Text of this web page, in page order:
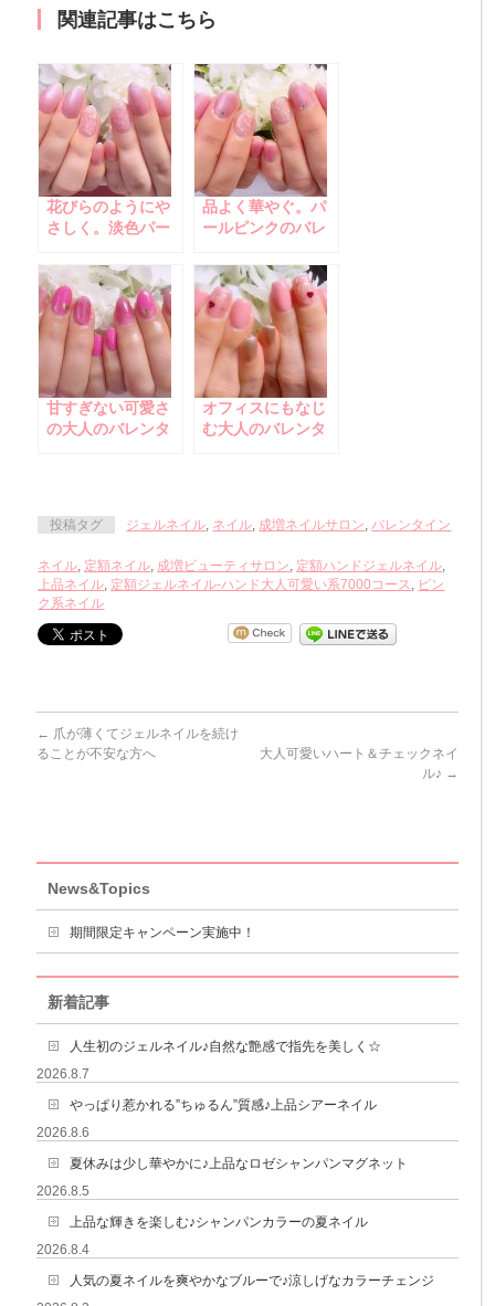
関連記事はこちら
花びらのようにや
さしく。淡色パー
タインネイル♪
品よく華やぐ。パ
ールピンクのバレ
甘すぎない可愛さ
の大人のバレンタ
オフィスにもなじ
む大人のバレンタ
投稿タグ ジェルネイル, ネイル, 成増ネイルサロン,バレンタイン
ネイル, 定額ネイル, 成増ビューティサロン, 定額ハンドジェルネイル,
上品ネイル, 定額ジェルネイル-ハンド大人可愛い系7000コース, ピン
ク系ネイル
← 爪が薄くてジェルネイルを続け
ることが不安な方へ
大人可愛いハート＆チェックネイ
ル♪ →
News&Topics
期間限定キャンペーン実施中！
新着記事
人生初のジェルネイル♪自然な艶感で指先を美しく☆
2026.8.7
やっぱり惹かれる”ちゅるん”質感♪上品シアーネイル
2026.8.6
夏休みは少し華やかに♪上品なロゼシャンパンマグネット
2026.8.5
上品な輝きを楽しむ♪シャンパンカラーの夏ネイル
2026.8.4
人気の夏ネイルを爽やかなブルーで♪涼しげなカラーチェンジ